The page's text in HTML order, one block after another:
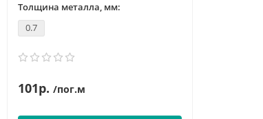
Толщина металла, мм:
0.7
101р. /пог.м